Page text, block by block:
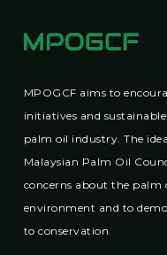
MPOGCF aims to
initiatives and
palm oil industry. The
Malaysian Palm Oil
concerns about the palm
environment and to
to conservation.